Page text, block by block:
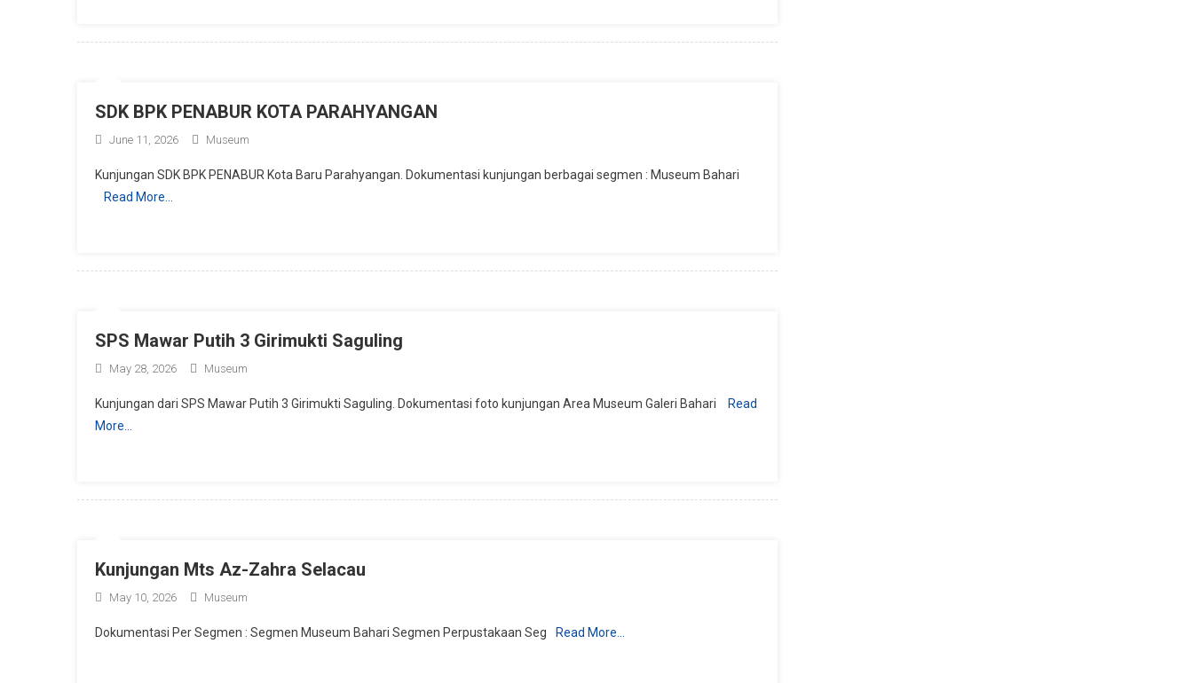
SDK BPK PENABUR KOTA PARAHYANGAN
June 11, 2026 Museum
Kunjungan SDK BPK PENABUR Kota Baru Parahyangan. Dokumentasi kunjungan berbagai segmen : Museum Bahari
Read More…
SPS Mawar Putih 3 Girimukti Saguling
May 28, 2026 Museum
Kunjungan dari SPS Mawar Putih 3 Girimukti Saguling. Dokumentasi foto kunjungan Area Museum Galeri Bahari
Read
More…
Kunjungan Mts Az-Zahra Selacau
May 10, 2026 Museum
Dokumentasi Per Segmen : Segmen Museum Bahari Segmen Perpustakaan Seg Read More…